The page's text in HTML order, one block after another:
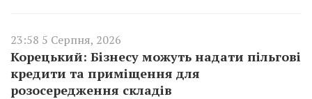
23:58 5 Серпня, 2026
Корецький: Бізнесу можуть надати пільгові
кредити та приміщення для
розосередження складів